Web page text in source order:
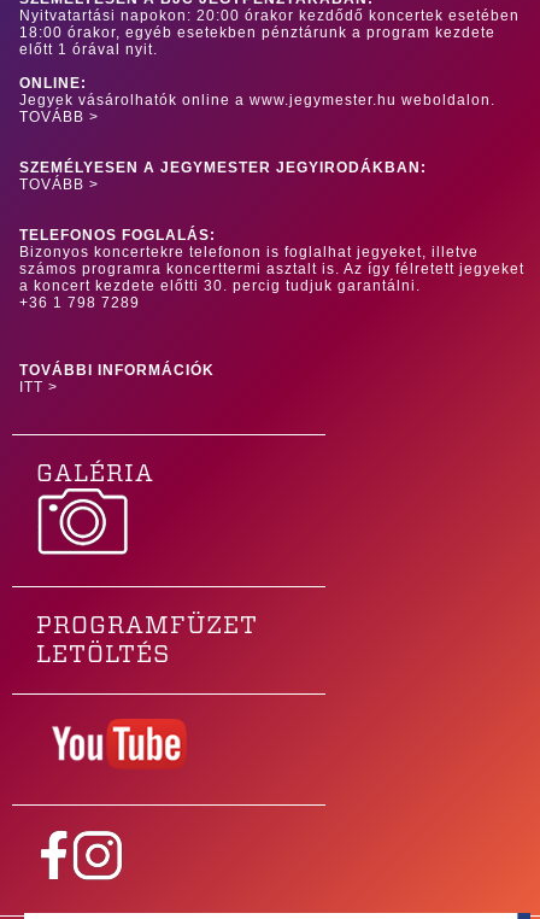
Nyitvatartási napokon: 20:00 órakor kezdődő koncertek esetében
18:00 órakor, egyéb esetekben pénztárunk a program kezdete
előtt 1 órával nyit.
ONLINE:
Jegyek vásárolhatók online a www.jegymester.hu weboldalon.
TOVÁBB >
SZEMÉLYESEN A JEGYMESTER JEGYIRODÁKBAN:
TOVÁBB >
TELEFONOS FOGLALÁS:
Bizonyos koncertekre telefonon is foglalhat jegyeket, illetve
számos programra koncerttermi asztalt is. Az így félretett jegyeket
a koncert kezdete előtti 30. percig tudjuk garantálni.
+36 1 798 7289
TOVÁBBI INFORMÁCIÓK
ITT >
GALÉRIA
PROGRAMFÜZET
LETÖLTÉS